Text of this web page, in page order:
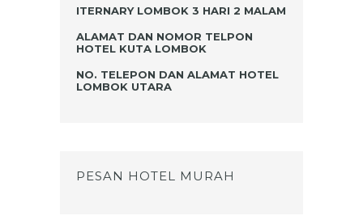
ITERNARY LOMBOK 3 HARI 2 MALAM
ALAMAT DAN NOMOR TELPON
HOTEL KUTA LOMBOK
NO. TELEPON DAN ALAMAT HOTEL
LOMBOK UTARA
PESAN HOTEL MURAH